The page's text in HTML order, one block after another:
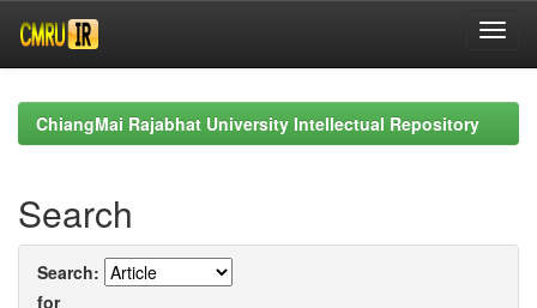
navigationChiangMai Rajabhat University Intellectual Repository
Search
Search:
for